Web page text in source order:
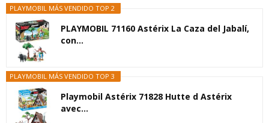
PLAYMOBIL MÁS VENDIDO TOP 2
PLAYMOBIL 71160 Astérix La Caza del Jabalí,
con...
PLAYMOBIL MÁS VENDIDO TOP 3
Playmobil Astérix 71828 Hutte d Astérix
avec...